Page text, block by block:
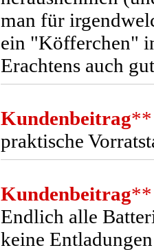
man für
ein "Köfferchen"
Erachtens auch
Kundenbeitrag**
praktische
Kundenbeitrag**
Endlich alle
keine